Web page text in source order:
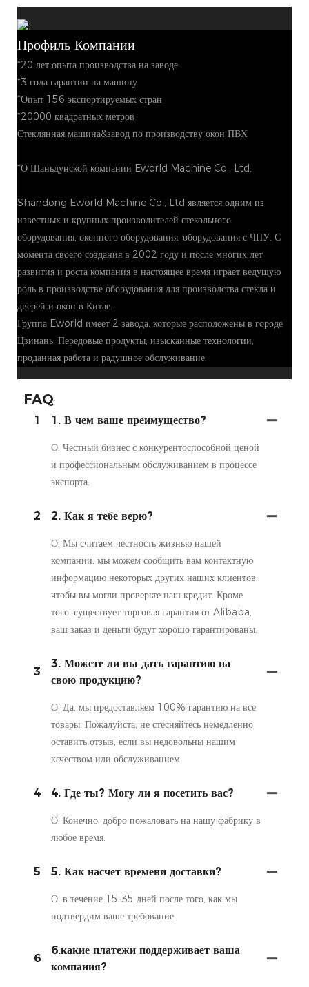
Профиль Компании
*20 лет опыта производства на заводе
*3 года гарантии на машину
*Опыт 156 экспортируемых стран
*20000 квадратных метров
Стеклянная машина&завод по производству окон ПВХ
*О Шаньдунской компании Eworld Machine Co., Ltd.
Shandong Eworld Machine Co., Ltd является одним из
известных и крупных производителей стекольного
оборудования, оконного оборудования, оборудования с ЧПУ. С
момента своего создания в 2002 году и после многих лет
развития и роста компания в настоящее время играет ведущую
роль в производстве оборудования для производства стекла и
дверей и окон в Китае.
Группа Eworld имеет 2 завода, которые расположены в городе
Цзинань. Передовые продукты, изысканные технологии,
проданная работа и радушное обслуживание.
FAQ
1 1. В чем ваше преимущество?
О: Честный бизнес с конкурентоспособной ценой
и профессиональным обслуживанием в процессе
экспорта.
2 2. Как я тебе верю?
О: Мы считаем честность жизнью нашей
компании, мы можем сообщить вам контактную
информацию некоторых других наших клиентов,
чтобы вы могли проверьте наш кредит. Кроме
того, существует торговая гарантия от Alibaba,
ваш заказ и деньги будут хорошо гарантированы.
3
3. Можете ли вы дать гарантию на
свою продукцию?
О: Да, мы предоставляем 100% гарантию на все
товары. Пожалуйста, не стесняйтесь немедленно
оставить отзыв, если вы недовольны нашим
качеством или обслуживанием.
4 4. Где ты? Могу ли я посетить вас?
О: Конечно, добро пожаловать на нашу фабрику в
любое время.
5 5. Как насчет времени доставки?
О: в течение 15-35 дней после того, как мы
подтвердим ваше требование.
6
6.какие платежи поддерживает ваша
компания?